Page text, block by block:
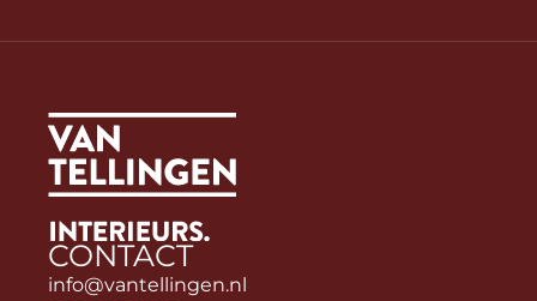
CONTACT
info@vantellingen.nl